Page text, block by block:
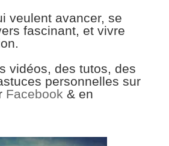
veulent avancer, se
fascinant, et vivre
vidéos, des tutos, des
personnelles sur
Facebook & en